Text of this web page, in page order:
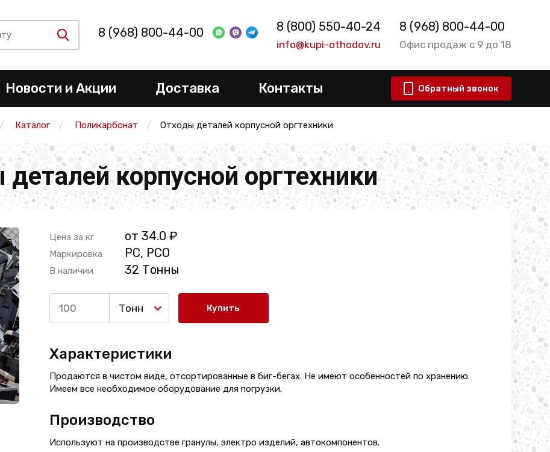
8 (968) 800-44-00 8 (800) 550-40-24
info@kupi-othodov.ru
8 (968) 800-44-00
Офис продаж с 9 до 18
Новости и Акции Доставка Контакты Обратный звонок
Каталог Поликарбонат Отходы деталей корпусной оргтехники
корпусной оргтехники
Цена за кг от 34.0 ₽
Маркировка PC, PCO
В наличии 32 Тонны
Тонн Купить
Характеристики
Продаются в чистом виде, отсортированные в биг-бегах. Не имеют особенностей по хранению.
Имеем все необходимое оборудование для погрузки.
Производство
Используют на производстве гранулы, электро изделий, автокомпонентов.